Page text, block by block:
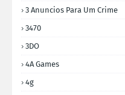
3 Anuncios Para Um Crime
3470
3DO
4A Games
4g